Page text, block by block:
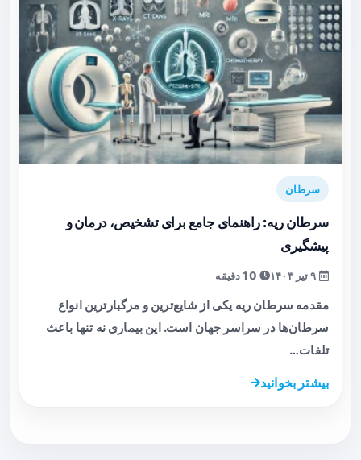
سرطان
سرطان ریه: راهنمای جامع برای تشخیص، درمان و
پیشگیری
مقدمه سرطان ریه یکی از شایع‌ترین و مرگبارترین انواع
سرطان‌ها در سراسر جهان است. این بیماری نه تنها باعث
تلفات…
بیشتر بخوانید